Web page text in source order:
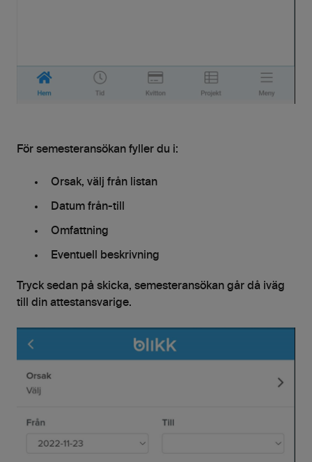
För semesteransökan fyller du i:
Orsak, välj från listan
Datum från-till
Omfattning
Eventuell beskrivning
Tryck sedan på skicka, semesteransökan går då iväg
till din attestansvarige.